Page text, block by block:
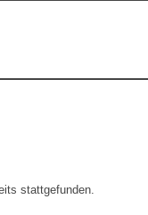
stattgefunden.